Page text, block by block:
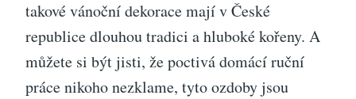
takové vánoční dekorace mají v České
republice dlouhou tradici a hluboké kořeny. A
můžete si být jisti, že poctivá domácí ruční
práce nikoho nezklame, tyto ozdoby jsou